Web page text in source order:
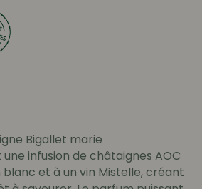
Bigallet marie
infusion de châtaignes AOC
blanc et à un vin Mistelle, créant